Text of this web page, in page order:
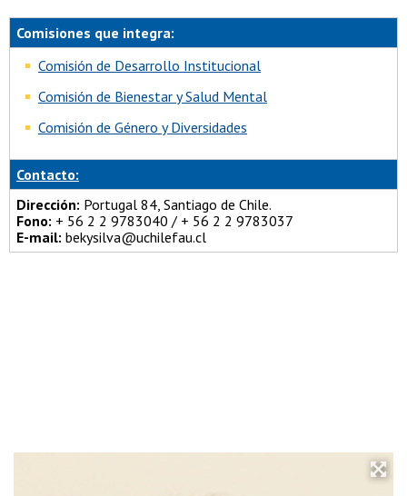
Comisiones que integra:
Comisión de Desarrollo Institucional
Comisión de Bienestar y Salud Mental
Comisión de Género y Diversidades
Contacto:
Dirección: Portugal 84, Santiago de Chile.
Fono: + 56 2 2 9783040 / + 56 2 2 9783037
E-mail: bekysilva@uchilefau.cl